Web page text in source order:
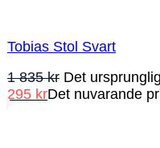
Tobias Stol Svart
1 835kr Det
295 krDet nuvarande